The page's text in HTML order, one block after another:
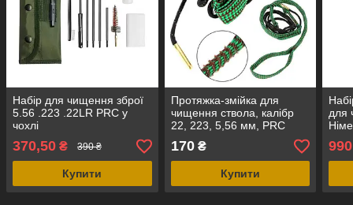
Набір для чищення зброї
5.56 .223 .22LR PRC у
чохлі
370,50 ₴ 390 ₴
Купити
Протяжка-змійка для
чищення ствола, калібр
22, 223, 5,56 мм, PRC
170₴
Купити
для
990